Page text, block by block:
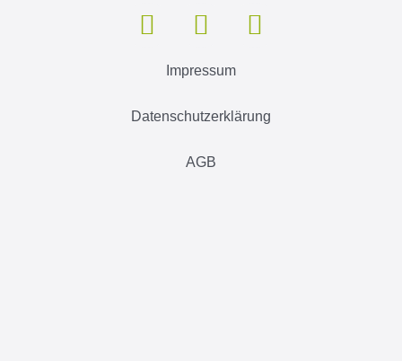
Impressum
Datenschutzerklärung
AGB